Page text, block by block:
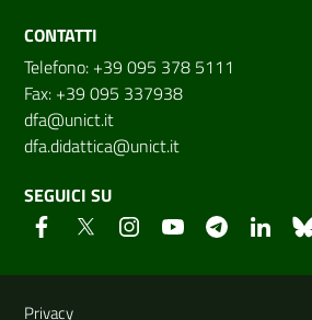
CONTATTI
Telefono: +39 095 378 5111
Fax: +39 095 337938
dfa@unict.it
dfa.didattica@unict.it
SEGUICI SU
Link e informazioni utili
Privacy